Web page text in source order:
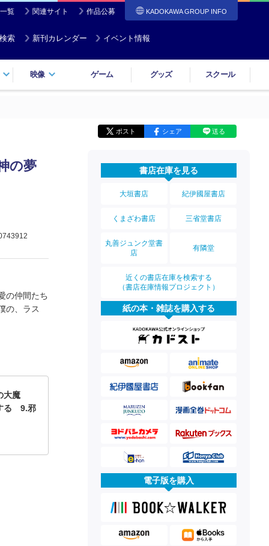
覧 関連サイト 作品公募 KADOKAWA GROUP INFO
索 新刊カレンダー イベント情報
映像 ゲーム グッズ スクール
ポスト シェア 送る
の夢
の仲間たち
の、ラス
大魔
る 9.邪
書店在庫を見る
大垣書店 紀伊國屋書店
くまざわ書店 三省堂書店
丸善ジュンク堂書
店
有隣堂
近くの書店在庫を検索する
（書店在庫情報プロジェクト）
紙の本・雑誌を購入する
電子版を購入